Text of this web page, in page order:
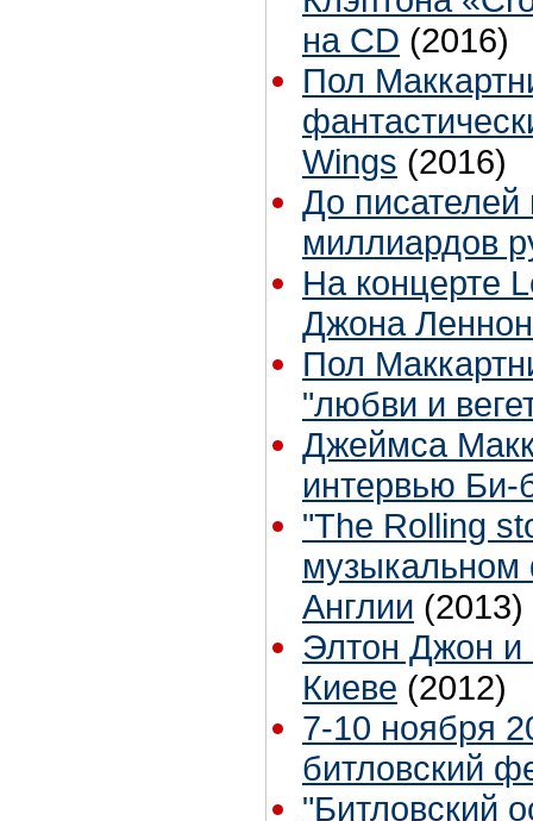
на CD (2016)
Пол
Wings (2016)
До писателей
миллиардов
На концерте
Джона
Пол
"любви и
Джеймса
интервью Би-
"The Rolling
музыкальном
Англии (2013)
Элтон Джон и
Киеве (2012)
7-10 ноября
битловский
"Битловский